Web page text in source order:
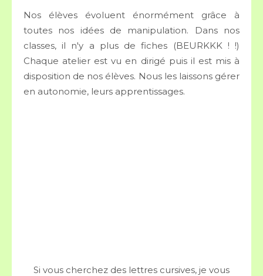
Nos élèves évoluent énormément grâce à
toutes nos idées de manipulation. Dans nos
classes, il n'y a plus de fiches (BEURKKK ! !)
Chaque atelier est vu en dirigé puis il est mis à
disposition de nos élèves. Nous les laissons gérer
en autonomie, leurs apprentissages.
Si vous cherchez des lettres cursives, je vous